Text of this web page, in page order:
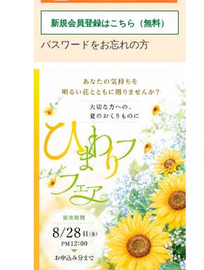
新規会員登録はこちら（無料）
パスワードをお忘れの方